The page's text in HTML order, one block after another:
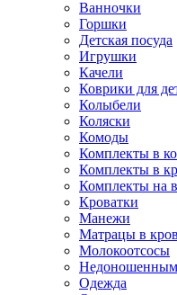
Ванночки
Горшки
Детская посуда
Игрушки
Качели
Коврики для
Колыбели
Коляски
Комоды
Комплекты в
Комплекты в
Комплекты на
Кроватки
Манежи
Матрацы в
Молокоотсосы
Недоношенным
Одежда